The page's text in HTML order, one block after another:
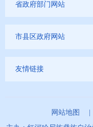
省政府部门网站
市县区政府网站
友情链接
网站地图